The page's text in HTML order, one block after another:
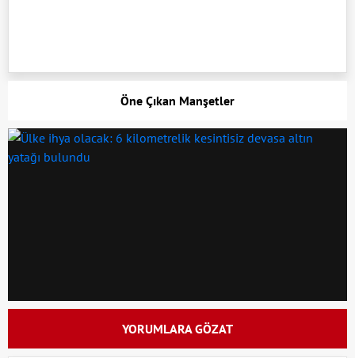
Öne Çıkan Manşetler
YORUMLARA GÖZAT